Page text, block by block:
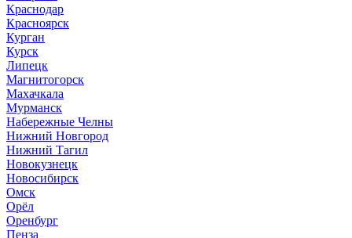
Краснодар
Красноярск
Курган
Курск
Липецк
Магнитогорск
Махачкала
Мурманск
Набережные Челны
Нижний Новгород
Нижний Тагил
Новокузнецк
Новосибирск
Омск
Орёл
Оренбург
Пенза